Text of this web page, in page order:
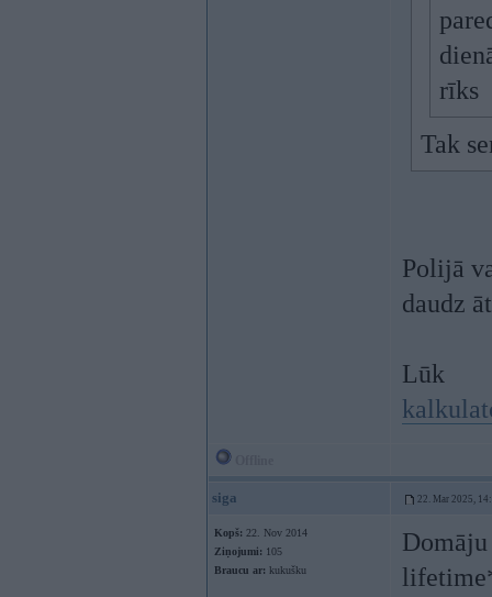
rīks
Tak
Polijā
daudz
Lūk
siga 22. Mar 2025,
Kopš: 22. Nov 2014
Ziņojumi: 105
Braucu ar: kukušku